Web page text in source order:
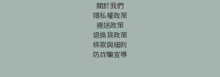
關於我們
隱私權政策
運送政策
退換貨政策
條款與細則
防詐騙宣導